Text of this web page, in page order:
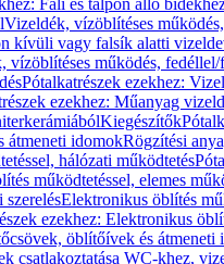
Fali és talpon álló
Vizeldék, vízöblítéses
kívüli vagy falsík alatti
vízöblítéses működés, fedéllel/
Pótalkatrészek ezekhez:
ezekhez: Műanyag
Kiegészítők
átmeneti idomokRögzítési
hálózati működtetés
működtetéssel, elemes
Elektronikus öblítés
ezekhez: Elektronikus
öblítőívek és átmeneti
csatlakoztatása WC-khez,